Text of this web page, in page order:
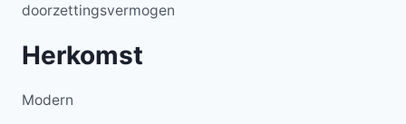
doorzettingsvermogen
Herkomst
Modern